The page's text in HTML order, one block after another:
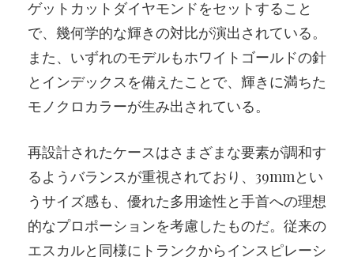
ゲットカットダイヤモンドをセットすること
で、幾何学的な輝きの対比が演出されている。
また、いずれのモデルもホワイトゴールドの針
とインデックスを備えたことで、輝きに満ちた
モノクロカラーが生み出されている。
再設計されたケースはさまざまな要素が調和す
るようバランスが重視されており、39mmとい
うサイズ感も、優れた多用途性と手首への理想
的なプロポーションを考慮したものだ。従来の
エスカルと同様にトランクからインスピレーシ